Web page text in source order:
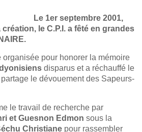
Le 1er septembre 2001,
le C.P.I. a fêté en grandes
organisée pour honorer la mémoire
disparus et a réchauffé le
le dévouement des Sapeurs-
le travail de recherche par
et Guesnon Edmon sous la
Christiane pour rassembler